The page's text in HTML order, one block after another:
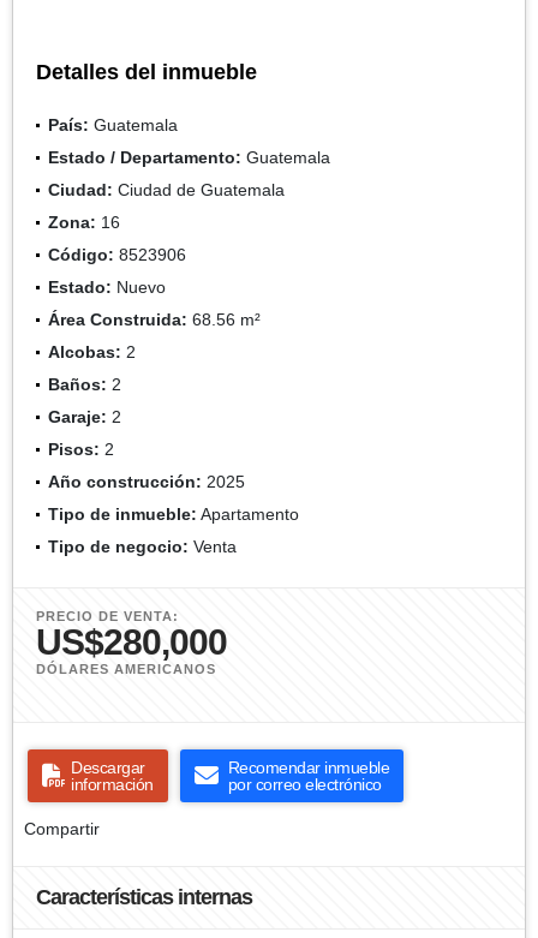
Detalles del inmueble
País: Guatemala
Estado / Departamento: Guatemala
Ciudad: Ciudad de Guatemala
Zona: 16
Código: 8523906
Estado: Nuevo
Área Construida: 68.56 m²
Alcobas: 2
Baños: 2
Garaje: 2
Pisos: 2
Año construcción: 2025
Tipo de inmueble: Apartamento
Tipo de negocio: Venta
PRECIO DE VENTA:
US$280,000
DÓLARES AMERICANOS
Descargar
información
Recomendar inmueble
por correo electrónico
Compartir
Características internas